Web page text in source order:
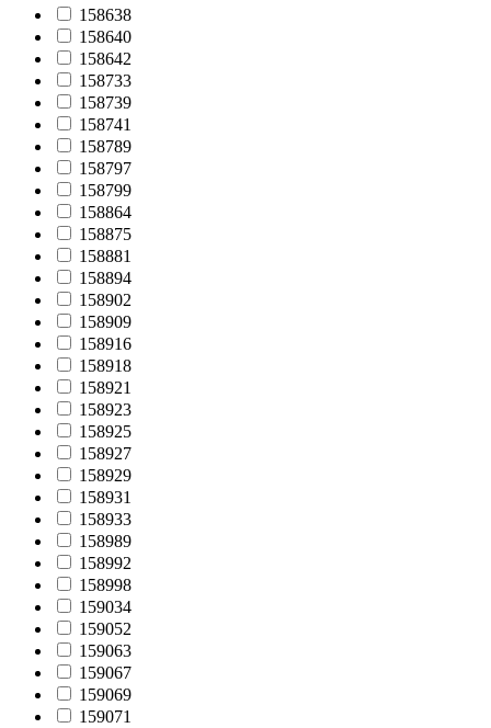
158638
158640
158642
158733
158739
158741
158789
158797
158799
158864
158875
158881
158894
158902
158909
158916
158918
158921
158923
158925
158927
158929
158931
158933
158989
158992
158998
159034
159052
159063
159067
159069
159071